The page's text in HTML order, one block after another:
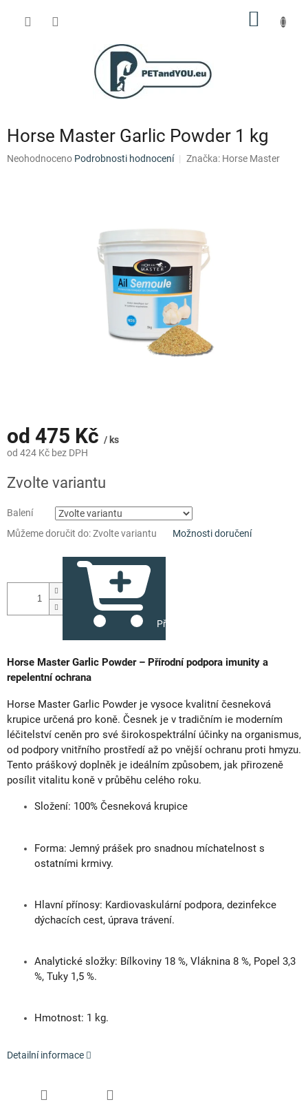
Horse Master Garlic Powder 1 kg
Průměrné
Neohodnoceno Podrobnosti hodnocení Značka: Horse Master
od 475 Kč / ks
od 424 Kč bez DPH
cena:
Zvolte variantu
Balení
Můžeme doručit do:Zvolte variantu Možnosti doručení
Přidat do košíku
Horse Master Garlic Powder – Přírodní podpora imunity a
repelentní ochrana
Horse Master Garlic Powder je vysoce kvalitní česneková
krupice určená pro koně. Česnek je v tradičním ie moderním
léčitelství ceněn pro své širokospektrální účinky na organismus,
od podpory vnitřního prostředí až po vnější ochranu proti hmyzu.
Tento práškový doplněk je ideálním způsobem, jak přirozeně
posílit vitalitu koně v průběhu celého roku.
Složení: 100% Česneková krupice
Forma: Jemný prášek pro snadnou míchatelnost s
ostatními krmivy.
Hlavní přínosy: Kardiovaskulární podpora, dezinfekce
dýchacích cest, úprava trávení.
Analytické složky: Bílkoviny 18 %, Vláknina 8 %, Popel 3,3
%, Tuky 1,5 %.
Hmotnost: 1 kg.
Detailní informace